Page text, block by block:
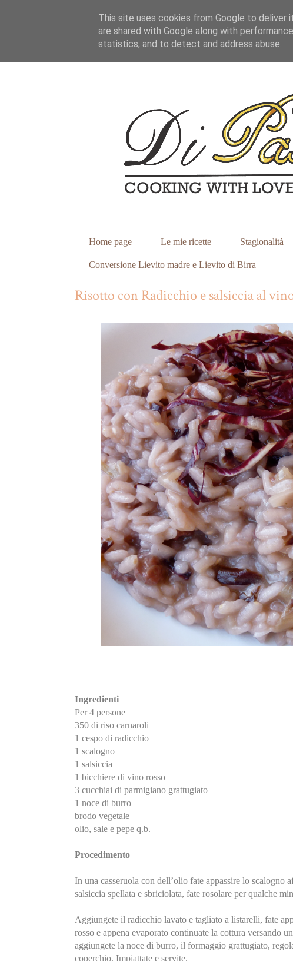
Home page Le mie ricette Stagionalità
Conversione Lievito madre e Lievito di Birra
Risotto con Radicchio e salsiccia al
Ingredienti
Per 4 persone
350 di riso carnaroli
1 cespo di radicchio
1 scalogno
1 salsiccia
1 bicchiere di vino rosso
3 cucchiai di parmigiano grattugiato
1 noce di burro
brodo vegetale
olio, sale e pepe q.b.
Procedimento
In una casseruola con dell’olio fate appassire lo scalogno
salsiccia spellata e sbriciolata, fate rosolare per qualche
Aggiungete il radicchio lavato e tagliato a listarelli, fate
rosso e appena evaporato continuate la cottura versando
aggiungete la noce di burro, il formaggio grattugiato,
coperchio. Impiattate e servite.
This site uses cookies from Google to deliver
are shared with Google along with
statistics, and to detect and address abuse.